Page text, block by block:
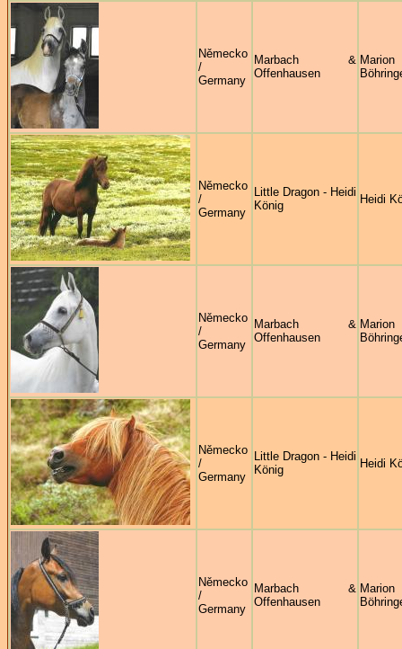
Německo
/
Germany
Marbach &
Offenhausen
Marion
Německo
/
Germany
Little Dragon - Heidi
König
Heidi
Německo
/
Germany
Marbach &
Offenhausen
Marion
Německo
/
Germany
Little Dragon - Heidi
König
Heidi
Německo
/
Germany
Marbach &
Offenhausen
Marion